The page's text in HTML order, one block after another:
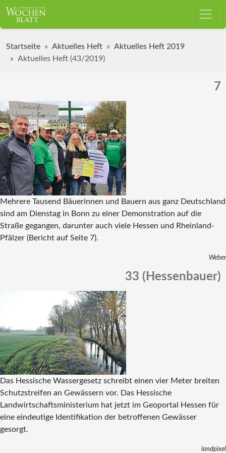
Startseite Aktuelles Heft
Aktuelles Heft 2019
Aktuelles Heft (43/2019)
7
Mehrere Tausend Bäuerinnen und Bauern aus ganz Deutschland
sind am Dienstag in Bonn zu einer Demonstration auf die
Straße gegangen, darunter auch viele Hessen und Rheinland-
Pfälzer (Bericht auf Seite 7).
Weber
33 (Hessenbauer)
Das Hessische Wassergesetz schreibt einen vier Meter breiten
Schutzstreifen an Ge­wässern vor. Das Hessische
Landwirtschaftsministerium hat jetzt im Geoportal Hessen für
eine eindeutige Identifikation der betroffenen Gewässer
gesorgt.
landpixel